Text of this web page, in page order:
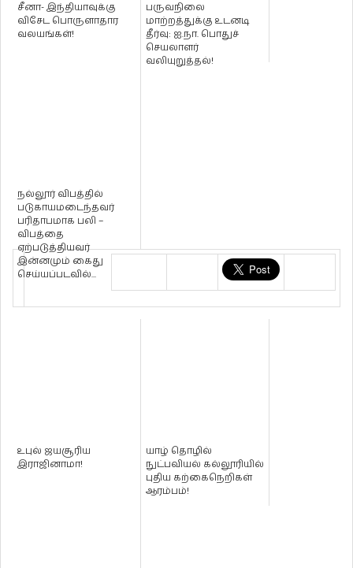
சீனா- இந்தியாவுக்கு
விசேட பொருளாதார
வலயங்கள்!
பருவநிலை
மாற்றத்துக்கு உடனடி
தீர்வு: ஐ.நா. பொதுச்
செயலாளர்
வலியுறுத்தல்!
நல்லூர் விபத்தில்
படுகாயமடைந்தவர்
பரிதாபமாக பலி –
விபத்தை
ஏற்படுத்தியவர்
இன்னமும் கைது
செய்யப்படவில்...
உபுல் ஜயசூரிய
இராஜினாமா!
யாழ் தொழில்
நுட்பவியல் கல்லூரியில்
புதிய கற்கைநெறிகள்
ஆரம்பம்!